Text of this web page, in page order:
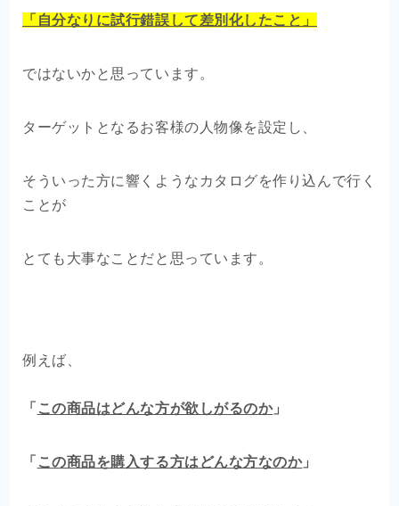
「自分なりに試行錯誤して差別化したこと」
ではないかと思っています。
ターゲットとなるお客様の人物像を設定し、
そういった方に響くようなカタログを作り込んで行く
ことが
とても大事なことだと思っています。
例えば、
「 この商品はどんな方が欲しがるのか」
「 この商品を購入する方はどんな方なのか」